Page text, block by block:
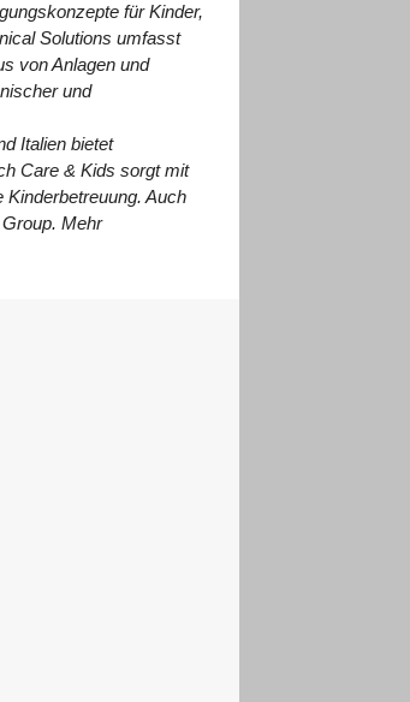
für Kinder,
Solutions umfasst
von Anlagen und
und
Italien bietet
Care & Kids sorgt mit
Kinderbetreuung. Auch
Mehr